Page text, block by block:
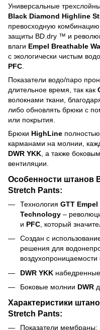
Универсальные
Black Diamond Highline
превосходную
защиты BD.dry ™ и
влаги Empel Breathable
c экологически чистым
PFC
Показатели водо/паро
длительное время, так как
волокнами ткани,
либо обновлять брюки с
или покрытия.
Брюки HighLine
карманами на молнии,
DWR YKK , а также
вентиляции.
Особенности штанов
Stretch Pants:
Технология GTT
Technology –
и PFC , который
Создан с
решения для
воздухопроницаемости
DWR YKK
Боковые молнии DWR
Характеристики
Stretch Pants:
Показатели мембраны: